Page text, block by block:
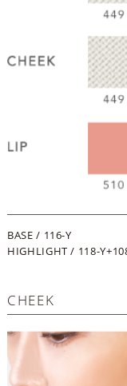
BASE / 116-Y
HIGHLIGHT / 118-
CHEEK